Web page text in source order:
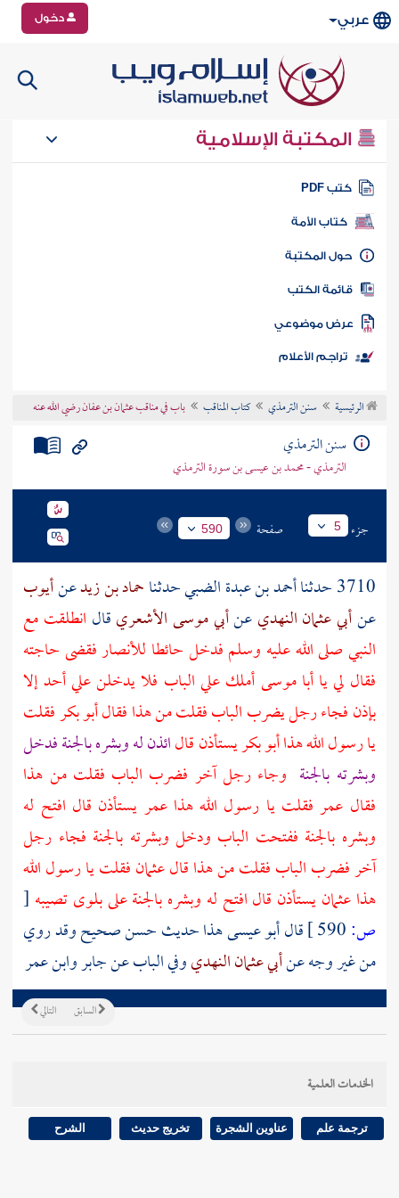
عربي دخول
المكتبة الإسلامية
كتب PDF
كتاب الأمة
المكتبة
الكتب
موضوعي
تراجم الأعلام
الرئيسية سنن الترمذي كتاب المناقب باب في مناقب عثمان بن عفان رضي الله عنه
سنن الترمذي
الترمذي - محمد بن عيسى بن سورة الترمذي
جزء 5 صفحة 590
3710 حدثنا أحمد بن عبدة الضبيحدثناحماد بن زيدعنأيوب
عنأبي عثمان النهديعنأبي موسى الأشعريقال انطلقت مع
النبي صلى الله عليه وسلم فدخل حائطا للأنصارفقضى حاجته
فقال لي ياأبا موسىأملك علي الباب فلا يدخلن علي أحد إلا
بإذن فجاء رجل يضرب الباب فقلت من هذا فقالأبو بكرفقلت
يا رسول الله هذاأبو بكريستأذن قالائذن له وبشره بالجنة فدخل
وبشرته بالجنة وجاء رجل آخر فضرب الباب فقلت من هذا
فقال عمر فقلت يا رسول الله هذاعمر يستأذن قال افتح له
وبشره بالجنة ففتحت الباب ودخل وبشرته بالجنة فجاء رجل
آخر فضرب الباب فقلت من هذا قالعثمانفقلت يا رسول الله
هذاعثمانيستأذن قال افتح له وبشره بالجنة على بلوى تصيبه [
ص:
قال أبو عيسى هذا حديث حسن صحيح وقد روي
من غير وجه عنأبي عثمان النهديوفي الباب عن جابر وابن عمر
التالي السابق
الخدمات العلمية
ترجمة علم عناوين الشجرة تخريج حديث الشرح